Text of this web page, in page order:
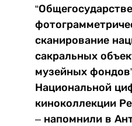
сканирование
сакральных
музейных
Национальной
киноколлекции
– напомнили в